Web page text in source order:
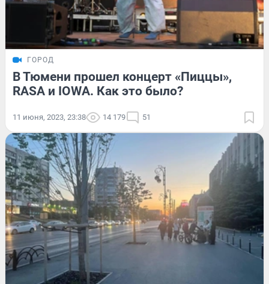
ГОРОД
В Тюмени прошел концерт «Пиццы»,
RASA и IOWA. Как это было?
11 июня, 2023, 23:38 14 179 51